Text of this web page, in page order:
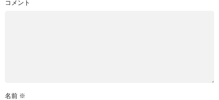
コメント
名前 ※